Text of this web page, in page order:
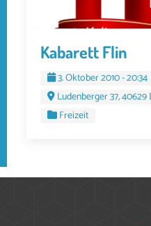
Kabarett Flin
3. Oktober 2010 - 20:34
Ludenberger 37,
Freizeit